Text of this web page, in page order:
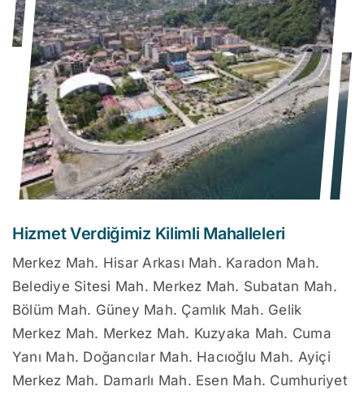
Hizmet Verdiğimiz Kilimli Mahalleleri
Merkez Mah. Hisar Arkası Mah. Karadon Mah.
Belediye Sitesi Mah. Merkez Mah. Subatan Mah.
Bölüm Mah. Güney Mah. Çamlık Mah. Gelik
Merkez Mah. Merkez Mah. Kuzyaka Mah. Cuma
Yanı Mah. Doğancılar Mah. Hacıoğlu Mah. Ayiçi
Merkez Mah. Damarlı Mah. Esen Mah. Cumhuriyet